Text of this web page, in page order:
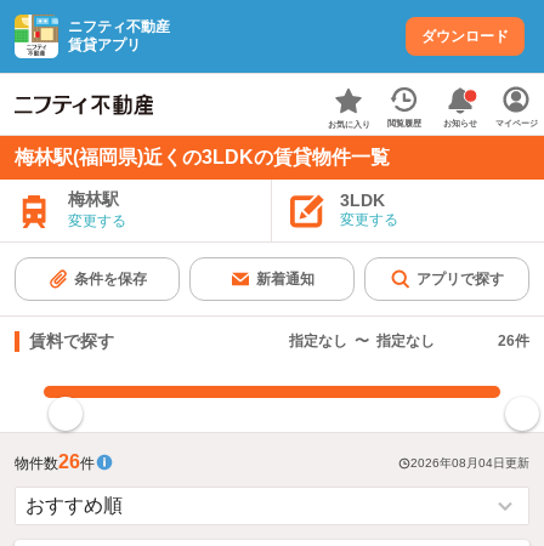
ニフティ不動産
賃貸アプリ
ダウンロード
お気に入り 閲覧履歴 お知らせ マイページ
梅林駅(福岡県)近くの3LDKの賃貸物件一覧
梅林駅
変更する
3LDK
変更する
条件を保存 新着通知 アプリで探す
賃料で探す 指定なし 〜 指定なし 26件
物件数26件 2026年08月04日更新